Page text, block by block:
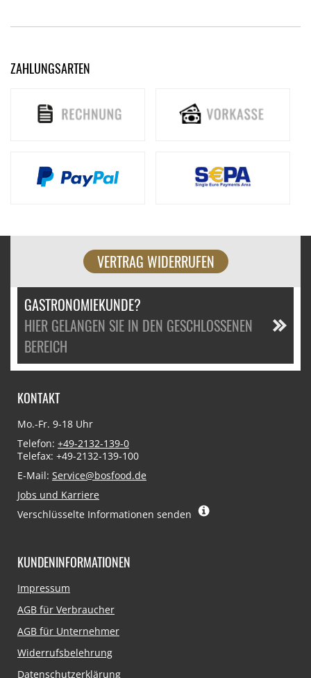
ZAHLUNGSARTEN
VERTRAG WIDERRUFEN
GASTRONOMIEKUNDE?
HIER GELANGEN SIE IN DEN GESCHLOSSENEN
BEREICH
KONTAKT
Mo.-Fr. 9-18 Uhr
Telefon: +49-2132-139-0
Telefax: +49-2132-139-100
E-Mail: Service@bosfood.de
Jobs und Karriere
Verschlüsselte Informationen senden
KUNDENINFORMATIONEN
Navigation
Impressum
AGB für Verbraucher
AGB für Unternehmer
Widerrufsbelehrung
Datenschutzerklärung